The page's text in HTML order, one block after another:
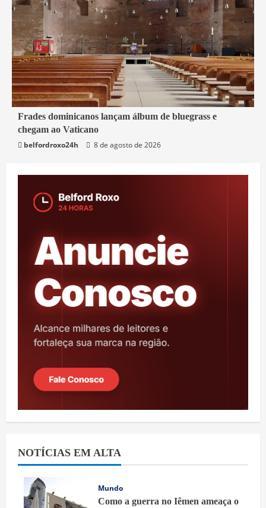
4 min read
Mundo
Frades dominicanos lançam álbum de bluegrass e
chegam ao Vaticano
belfordroxo24h
8 de agosto de 2026
NOTÍCIAS EM ALTA
Mundo
Como a guerra no Iêmen ameaça o